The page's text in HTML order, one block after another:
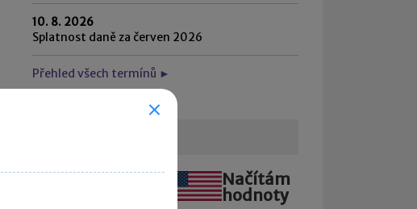
10. 8. 2026
Splatnost daně za červen 2026
Přehled všech termínů ►
Načítám
Načítám
hodnoty